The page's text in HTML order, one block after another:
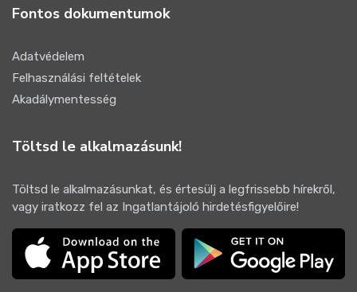
Fontos dokumentumok
Adatvédelem
Felhasználási feltételek
Akadálymentesség
Töltsd le alkalmazásunk!
Töltsd le alkalmazásunkat, és értesülj a legfrissebb hírekről,
vagy iratkozz fel az Ingatlantájoló hirdetésfigyelőire!